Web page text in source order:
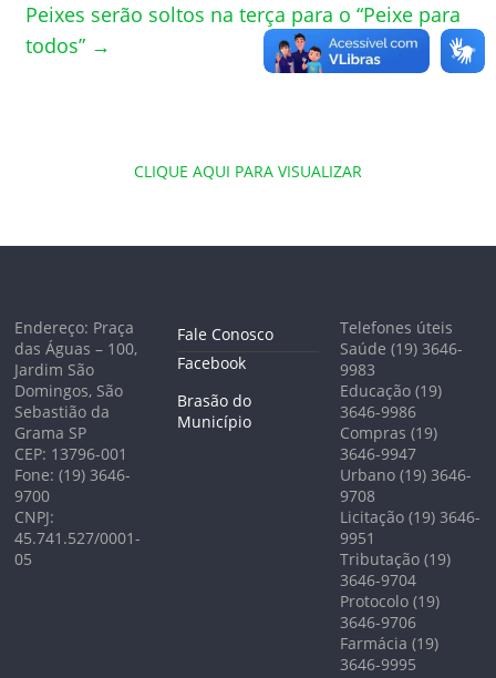
Peixes serão soltos na terça para o “Peixe para
todos” →
CLIQUE AQUI PARA VISUALIZAR
Endereço: Praça
das Águas – 100,
Jardim São
Domingos, São
Sebastião da
Grama SP
CEP: 13796-001
Fone: (19) 3646-
9700
CNPJ:
45.741.527/0001-
05
Fale Conosco
Facebook
Brasão do
Município
Telefones úteis
Saúde (19) 3646-
9983
Educação (19)
3646-9986
Compras (19)
3646-9947
Urbano (19) 3646-
9708
Licitação (19) 3646-
9951
Tributação (19)
3646-9704
Protocolo (19)
3646-9706
Farmácia (19)
3646-9995